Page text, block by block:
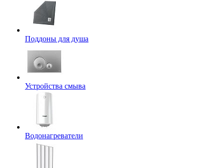
Поддоны для душа
Устройства смыва
Водонагреватели